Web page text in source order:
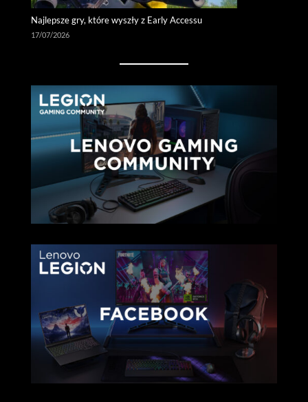
Najlepsze gry, które wyszły z Early Accessu
17/07/2026